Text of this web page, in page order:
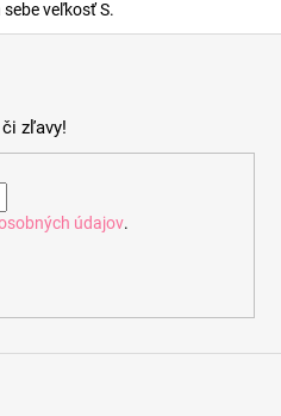
veľkosť S.
zľavy!
údajov.